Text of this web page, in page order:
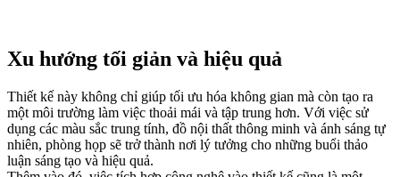
Xu hướng tối giản và hiệu quả
Thiết kế này không chỉ giúp tối ưu hóa không gian mà còn tạo ra
một môi trường làm việc thoải mái và tập trung hơn. Với việc sử
dụng các màu sắc trung tính, đồ nội thất thông minh và ánh sáng tự
nhiên, phòng họp sẽ trở thành nơi lý tưởng cho những buổi thảo
luận sáng tạo và hiệu quả.